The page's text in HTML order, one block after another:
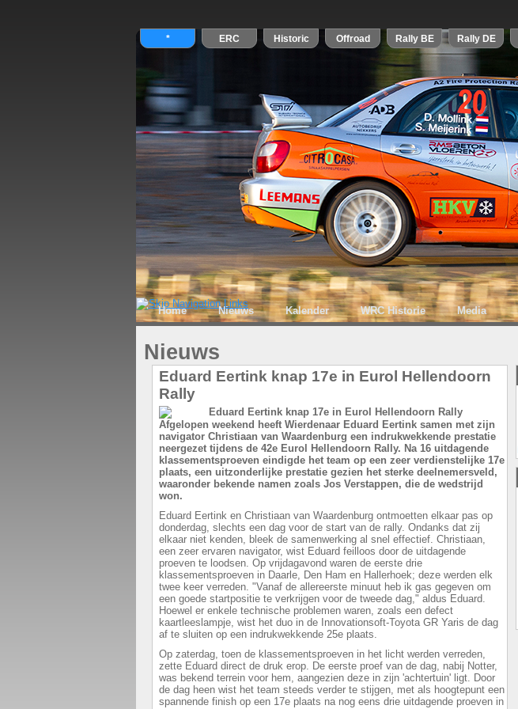
Home Nieuws Kalender WRC Historie Media
Nieuws
Eduard Eertink knap 17e in Eurol Hellendoorn
Rally
Afgelopen weekend heeft Wierdenaar Eduard Eertink samen met zijn
navigator Christiaan van Waardenburg een indrukwekkende prestatie
neergezet tijdens de 42e Eurol Hellendoorn Rally. Na 16 uitdagende
klassementsproeven eindigde het team op een zeer verdienstelijke 17e
plaats, een uitzonderlijke prestatie gezien het sterke deelnemersveld,
waaronder bekende namen zoals Jos Verstappen, die de wedstrijd
won.
Eduard Eertink en Christiaan van Waardenburg ontmoetten elkaar pas op
donderdag, slechts een dag voor de start van de rally. Ondanks dat zij
elkaar niet kenden, bleek de samenwerking al snel effectief. Christiaan,
een zeer ervaren navigator, wist Eduard feilloos door de uitdagende
proeven te loodsen. Op vrijdagavond waren de eerste drie
klassementsproeven in Daarle, Den Ham en Hallerhoek; deze werden elk
twee keer verreden. "Vanaf de allereerste minuut heb ik gas gegeven om
een goede startpositie te verkrijgen voor de tweede dag," aldus Eduard.
Hoewel er enkele technische problemen waren, zoals een defect
kaartleeslampje, wist het duo in de Innovationsoft-Toyota GR Yaris de dag
af te sluiten op een indrukwekkende 25e plaats.
Op zaterdag, toen de klassementsproeven in het licht werden verreden,
zette Eduard direct de druk erop. De eerste proef van de dag, nabij Notter,
was bekend terrein voor hem, aangezien deze in zijn 'achtertuin' ligt. Door
de dag heen wist het team steeds verder te stijgen, met als hoogtepunt een
spannende finish op een 17e plaats na nog eens drie uitdagende proeven in